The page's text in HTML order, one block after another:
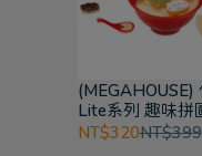
(MEGAHOUSE)
Lite系列 趣味拼
NT$320NT$399